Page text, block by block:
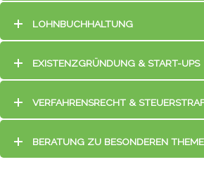
LOHNBUCHHALTUNG
EXISTENZGRÜNDUNG & START-UPS
VERFAHRENSRECHT &
BERATUNG ZU BESONDEREN